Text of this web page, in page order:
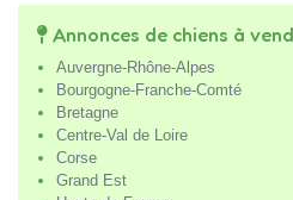
Annonces de chiens à
Auvergne-Rhône-Alpes
Bourgogne-Franche-Comté
Bretagne
Centre-Val de Loire
Corse
Grand Est